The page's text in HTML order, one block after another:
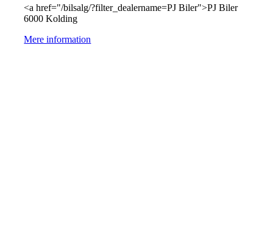
<a href="/bilsalg/?filter_dealername=PJ Biler">PJ Biler
6000 Kolding
Mere information